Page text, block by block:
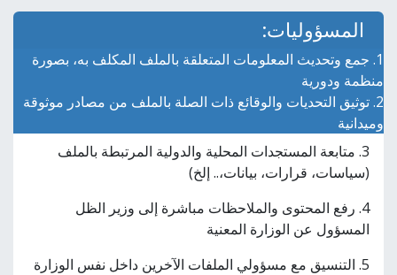
المسؤوليات:
1. جمع وتحديث المعلومات المتعلقة بالملف المكلف به، بصورة
منظمة ودورية
2. توثيق التحديات والوقائع ذات الصلة بالملف من مصادر موثوقة
وميدانية
3. متابعة المستجدات المحلية والدولية المرتبطة بالملف
(سياسات، قرارات، بيانات،.. إلخ)
4. رفع المحتوى والملاحظات مباشرة إلى وزير الظل
المسؤول عن الوزارة المعنية
5. التنسيق مع مسؤولي الملفات الآخرين داخل نفس الوزارة